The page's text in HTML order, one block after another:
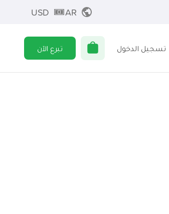
AR
USD
تسجيل الدخول تبرع الآن